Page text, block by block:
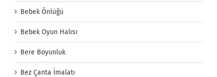
Bebek Önlüğü
Bebek Oyun Halısı
Bere Boyunluk
Bez Çanta İmalatı